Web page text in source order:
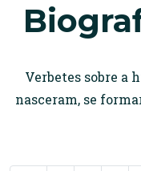
Verbetes sobre a
nasceram, se